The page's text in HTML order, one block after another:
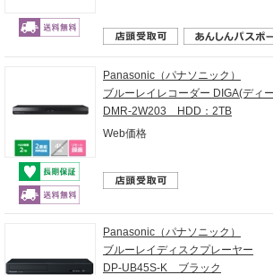
Panasonic（パナソニック）
ブルーレイレコーダー DIGA(ディ
DMR-2W203 HDD：2TB
Web価格
Panasonic（パナソニック）
ブルーレイディスクプレーヤー
DP-UB45S-K ブラック